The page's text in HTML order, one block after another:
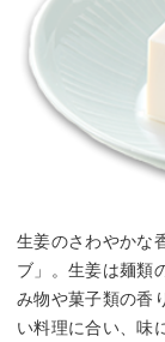
生姜のさわやかな
ブ」。生姜は麺類
み物や菓子類の香
い料理に合い、味